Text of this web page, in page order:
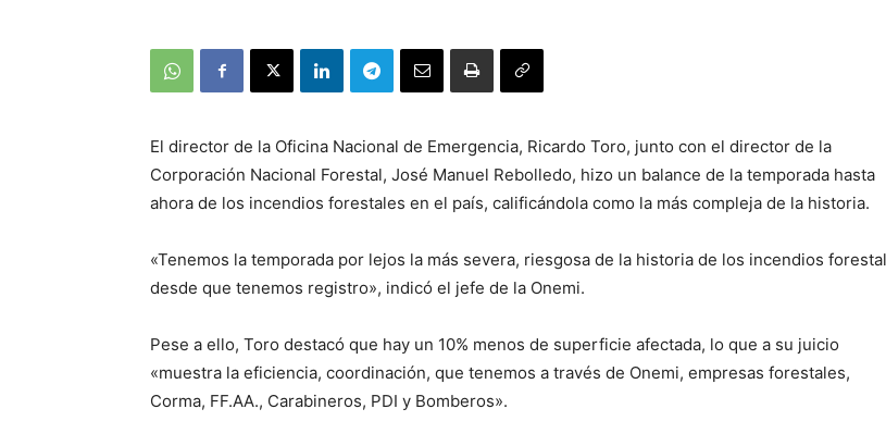
El director de la Oficina Nacional de Emergencia, Ricardo Toro, junto con el director de la
Corporación Nacional Forestal, José Manuel Rebolledo, hizo un balance de la temporada hasta
ahora de los incendios forestales en el país, calificándola como la más compleja de la historia.
«Tenemos la temporada por lejos la más severa, riesgosa de la historia de los incendios
desde que tenemos registro», indicó el jefe de la Onemi.
Pese a ello, Toro destacó que hay un 10% menos de superficie afectada, lo que a su juicio
«muestra la eficiencia, coordinación, que tenemos a través de Onemi, empresas forestales,
Corma, FF.AA., Carabineros, PDI y Bomberos».